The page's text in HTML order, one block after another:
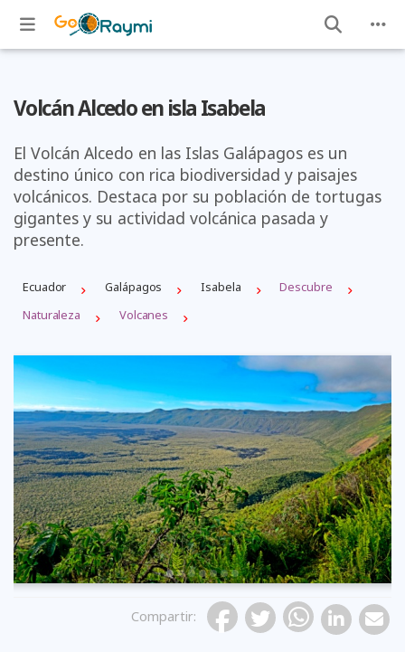
Volcán Alcedo en isla Isabela
El Volcán Alcedo en las Islas Galápagos es un
destino único con rica biodiversidad y paisajes
volcánicos. Destaca por su población de tortugas
gigantes y su actividad volcánica pasada y
presente.
Ecuador Galápagos Isabela
Descubre
Naturaleza
Volcanes
Previous
Compartir: